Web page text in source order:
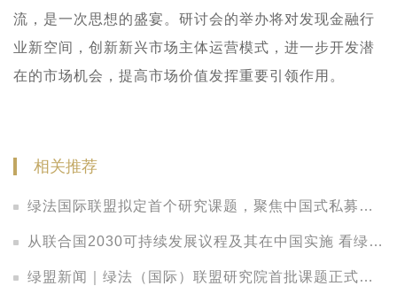
流，是一次思想的盛宴。研讨会的举办将对发现金融行
业新空间，创新新兴市场主体运营模式，进一步开发潜
在的市场机会，提高市场价值发挥重要引领作用。
相关推荐
绿法国际联盟拟定首个研究课题，聚焦中国式私募股权LP的法律观察
从联合国2030可持续发展议程及其在中国实施 看绿色发展中的法律保障
绿盟新闻｜绿法（国际）联盟研究院首批课题正式立项，把脉中国金融发展新趋势